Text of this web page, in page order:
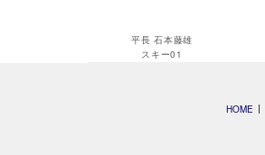
平長 石本藤雄
スキー01
HOME